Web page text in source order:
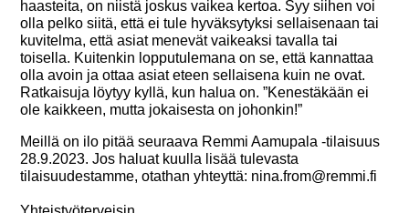
haasteita, on niistä joskus vaikea kertoa. Syy siihen voi
olla pelko siitä, että ei tule hyväksytyksi sellaisenaan tai
kuvitelma, että asiat menevät vaikeaksi tavalla tai
toisella. Kuitenkin lopputulemana on se, että kannattaa
olla avoin ja ottaa asiat eteen sellaisena kuin ne ovat.
Ratkaisuja löytyy kyllä, kun halua on. ”Kenestäkään ei
ole kaikkeen, mutta jokaisesta on johonkin!”
Meillä on ilo pitää seuraava Remmi Aamupala -tilaisuus
28.9.2023. Jos haluat kuulla lisää tulevasta
tilaisuudestamme, otathan yhteyttä: nina.from@remmi.fi